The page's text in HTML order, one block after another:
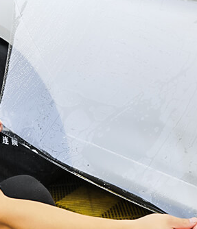
获取YEECAR
手机号
立